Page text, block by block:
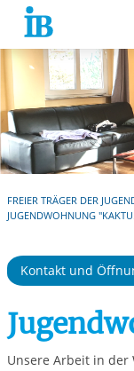
Springe zum Inhalt
FREIER TRÄGER DER
JUGENDWOHNUNG
Kontakt und
Unsere Arbeit in der